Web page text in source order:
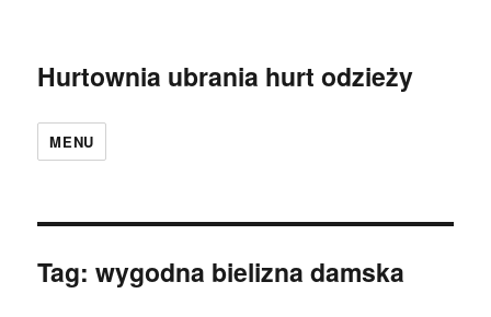
Hurtownia ubrania hurt odzieży
MENU
Tag:wygodna bielizna damska